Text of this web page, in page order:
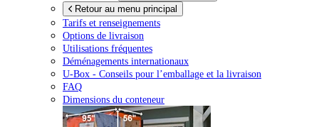
Retour au menu principal
Tarifs et renseignements
Options de livraison
Utilisations fréquentes
Déménagements internationaux
U-Box - Conseils pour l’emballage et la livraison
FAQ
Dimensions du conteneur